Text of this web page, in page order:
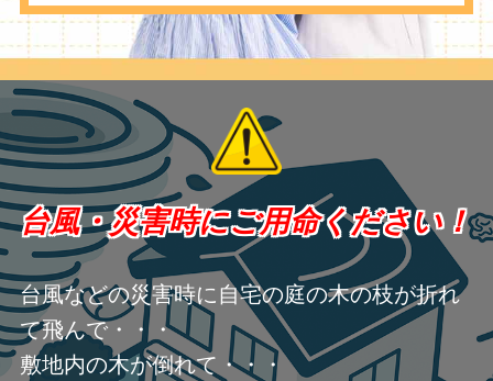
台風・災害時にご用命ください！
台風などの災害時に自宅の庭の木の枝が折れ
て飛んで・・・
敷地内の木が倒れて・・・